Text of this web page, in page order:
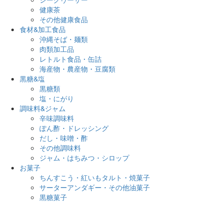
健康茶
その他健康食品
食材&加工食品
沖縄そば・麺類
肉類加工品
レトルト食品・缶詰
海産物・農産物・豆腐類
黒糖&塩
黒糖類
塩・にがり
調味料&ジャム
辛味調味料
ぽん酢・ドレッシング
だし・味噌・酢
その他調味料
ジャム・はちみつ・シロップ
お菓子
ちんすこう・紅いもタルト・焼菓子
サーターアンダギー・その他油菓子
黒糖菓子